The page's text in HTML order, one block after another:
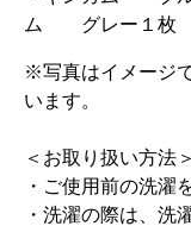
ム グレー１枚
※写真はイメージ
います。
＜お取り扱い方法＞
・ご使用前の洗濯
・洗濯の際は、洗